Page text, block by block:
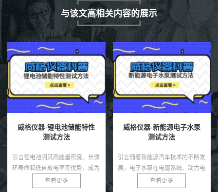
与该文高相关内容的展示
威格仪器-锂电池储能特性
测试方法
引言锂电池因其高能量密度、长循
环寿命和低自放电率等优势，成为
现代储能领域的核心技术，广泛应
用于电动汽车、可再生能源储能系
查看更多
威格仪器-新能源电子水泵
测试方法
引言随着新能源汽车技术的不断发
展，电子水泵在电驱系统、动力电
池、热管理模块等环节中起着至关
重要的冷却作用。相比传统机械水
查看更多